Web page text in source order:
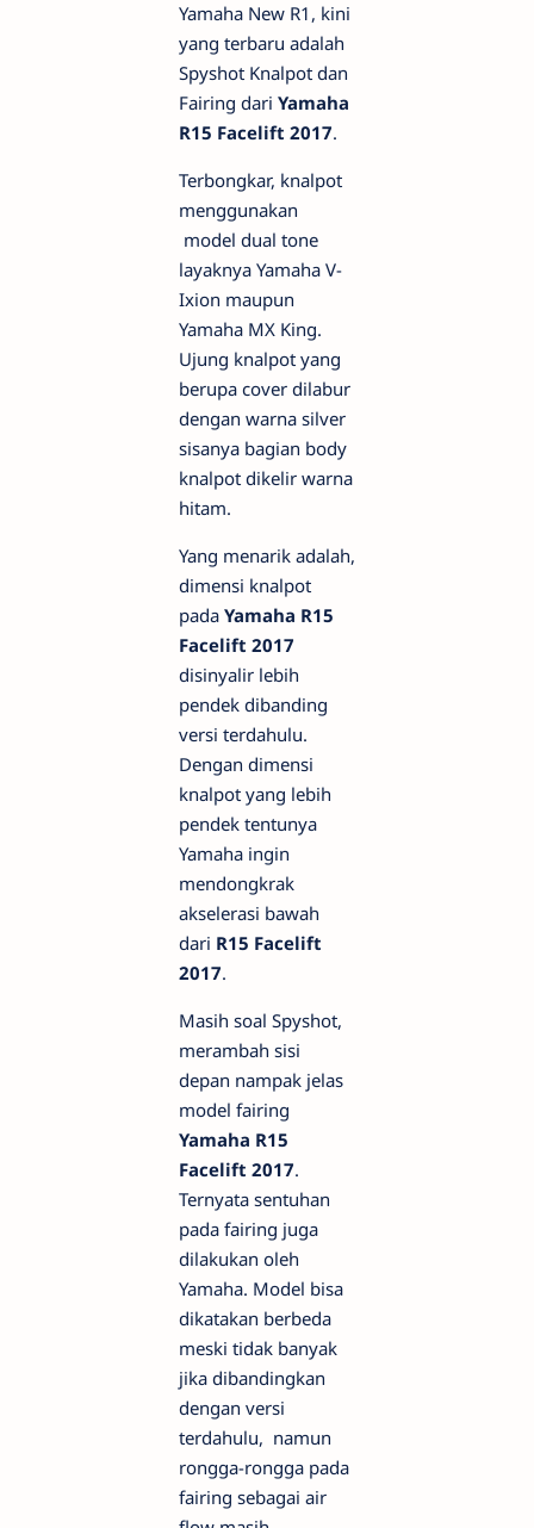
Yamaha New R1, kini
yang terbaru adalah
Spyshot Knalpot dan
Fairing dari Yamaha
R15 Facelift 2017.
Terbongkar, knalpot
menggunakan
model dual tone
layaknya Yamaha V-
Ixion maupun
Yamaha MX King.
Ujung knalpot yang
berupa cover dilabur
dengan warna silver
sisanya bagian body
knalpot dikelir warna
hitam.
Yang menarik adalah,
dimensi knalpot
pada Yamaha R15
Facelift 2017
disinyalir lebih
pendek dibanding
versi terdahulu.
Dengan dimensi
knalpot yang lebih
pendek tentunya
Yamaha ingin
mendongkrak
akselerasi bawah
dari R15 Facelift
2017.
Masih soal Spyshot,
merambah sisi
depan nampak jelas
model fairing
Yamaha R15
Facelift 2017.
Ternyata sentuhan
pada fairing juga
dilakukan oleh
Yamaha. Model bisa
dikatakan berbeda
meski tidak banyak
jika dibandingkan
dengan versi
terdahulu, namun
rongga-rongga pada
fairing sebagai air